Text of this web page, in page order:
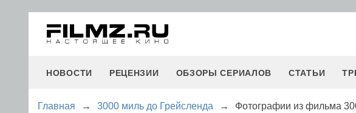
НОВОСТИ РЕЦЕНЗИИ ОБЗОРЫ СЕРИАЛОВ СТАТЬИ
Главная → 3000 миль до Грейсленда → Фотографии из фильма